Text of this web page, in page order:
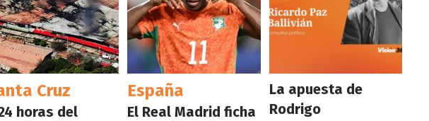
Cruz
horas del
España
El Real Madrid ficha
La apuesta de
Rodrigo